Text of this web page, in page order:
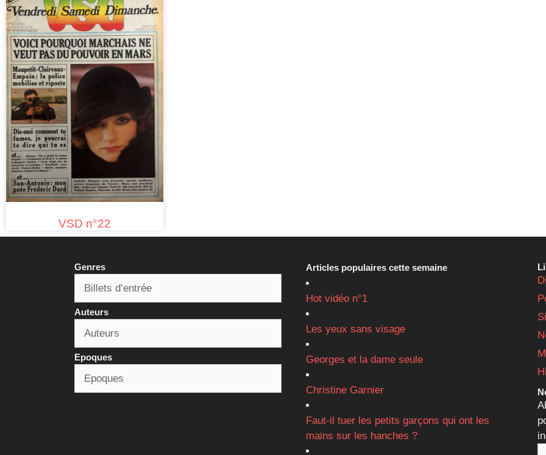
VSD n°22
Genres
Auteurs
Epoques
Articles populaires cette semaine
Hot vidéo n°1
Les yeux sans visage
Georges et la dame seule
Christine Garnier
Faut-il tuer les petits garçons qui ont les
mains sur les hanches ?